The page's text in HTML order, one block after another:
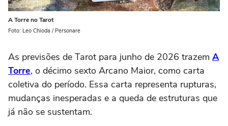
A Torre no Tarot
Foto: Leo Chioda / Personare
As previsões de Tarot para junho de 2026 trazem A
Torre, o décimo sexto Arcano Maior, como carta
coletiva do período. Essa carta representa rupturas,
mudanças inesperadas e a queda de estruturas que
já não se sustentam.